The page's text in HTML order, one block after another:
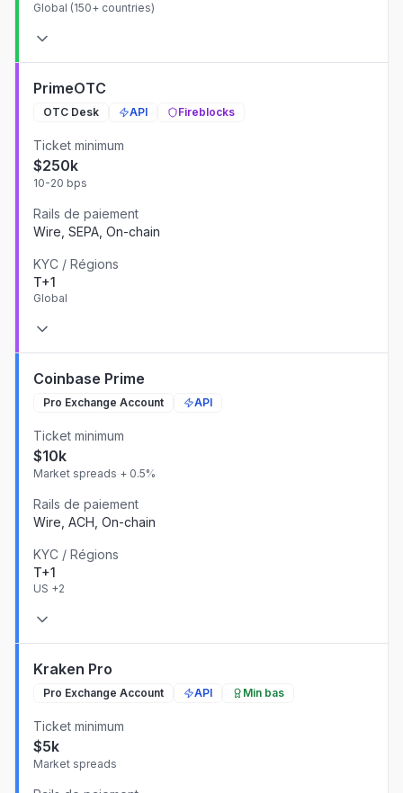
Global (150+ countries)
PrimeOTC
OTC Desk API Fireblocks
Ticket minimum
$250k
10-20 bps
Rails de paiement
Wire, SEPA, On-chain
KYC / Régions
T+1
Global
Coinbase Prime
Pro Exchange Account API
Ticket minimum
$10k
Market spreads + 0.5%
Rails de paiement
Wire, ACH, On-chain
KYC / Régions
T+1
US +2
Kraken Pro
Pro Exchange Account API Min bas
Ticket minimum
$5k
Market spreads